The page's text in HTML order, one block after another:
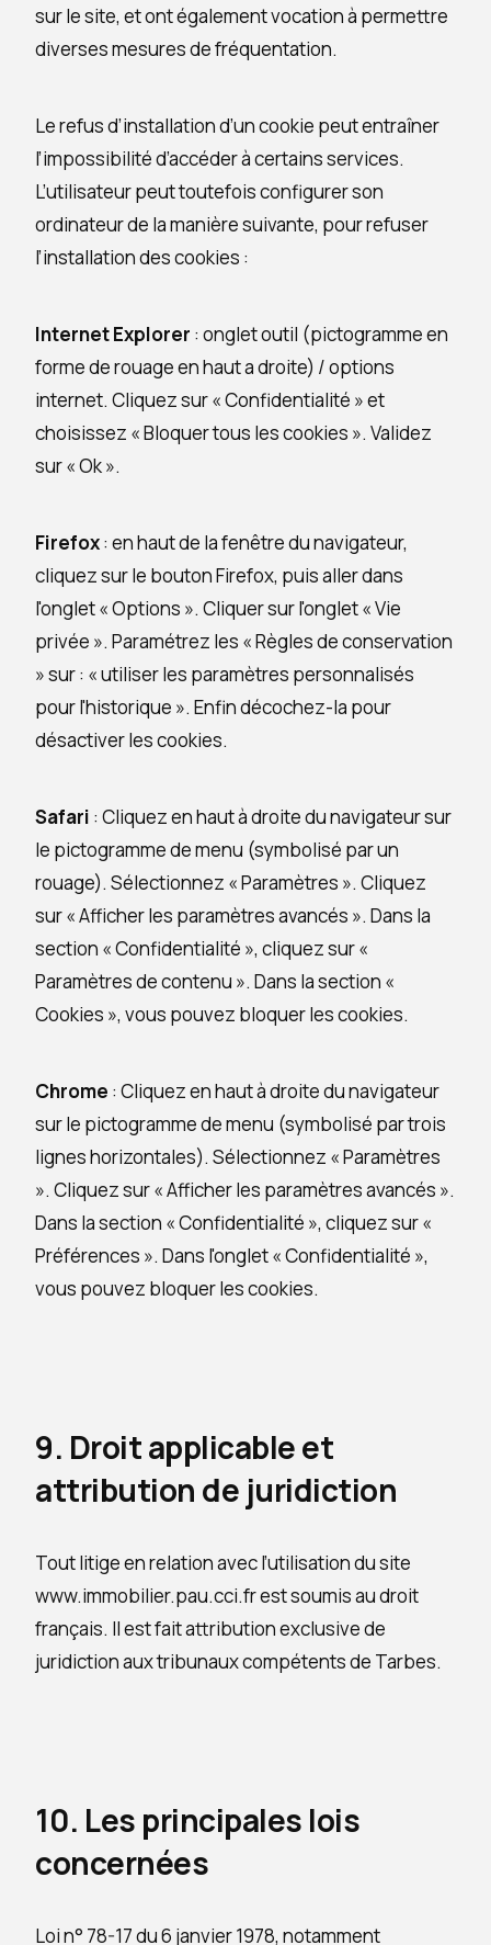
sur le site, et ont également vocation à permettre
diverses mesures de fréquentation.
Le refus d’installation d’un cookie peut entraîner
l’impossibilité d’accéder à certains services.
L’utilisateur peut toutefois configurer son
ordinateur de la manière suivante, pour refuser
l’installation des cookies :
Internet Explorer : onglet outil (pictogramme en
forme de rouage en haut a droite) / options
internet. Cliquez sur « Confidentialité » et
choisissez « Bloquer tous les cookies ». Validez
sur « Ok ».
Firefox: en haut de la fenêtre du navigateur,
cliquez sur le bouton Firefox, puis aller dans
l'onglet « Options ». Cliquer sur l'onglet « Vie
privée ». Paramétrez les « Règles de conservation
» sur : « utiliser les paramètres personnalisés
pour l'historique ». Enfin décochez-la pour
désactiver les cookies.
Safari : Cliquez en haut à droite du navigateur sur
le pictogramme de menu (symbolisé par un
rouage). Sélectionnez « Paramètres ». Cliquez
sur « Afficher les paramètres avancés ». Dans la
section « Confidentialité », cliquez sur «
Paramètres de contenu ». Dans la section «
Cookies », vous pouvez bloquer les cookies.
Chrome : Cliquez en haut à droite du navigateur
sur le pictogramme de menu (symbolisé par trois
lignes horizontales). Sélectionnez « Paramètres
». Cliquez sur « Afficher les paramètres avancés ».
Dans la section « Confidentialité », cliquez sur «
Préférences ». Dans l'onglet « Confidentialité »,
vous pouvez bloquer les cookies.
9. Droit applicable et
attribution de juridiction
Tout litige en relation avec l’utilisation du site
www.immobilier.pau.cci.fr est soumis au droit
français. Il est fait attribution exclusive de
juridiction aux tribunaux compétents de Tarbes.
10. Les principales lois
concernées
Loi n° 78-17 du 6 janvier 1978, notamment